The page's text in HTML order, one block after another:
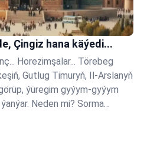
Çingiz hana käýedi...
Horezimşalar... Törebeg
Gutlug Timuryň, Il-Arslanyň
ýüregim gyýym-gyýym
Neden mi? Sorma
Horezim, tekepbirligiň,
gurbany bolýar. 1220-nji